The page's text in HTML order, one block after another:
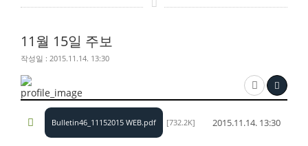
11월 15일 주보
작성일 : 2015.11.14. 13:30
Bulletin46_11152015 WEB.pdf [732.2K] 2015.11.14. 13:30